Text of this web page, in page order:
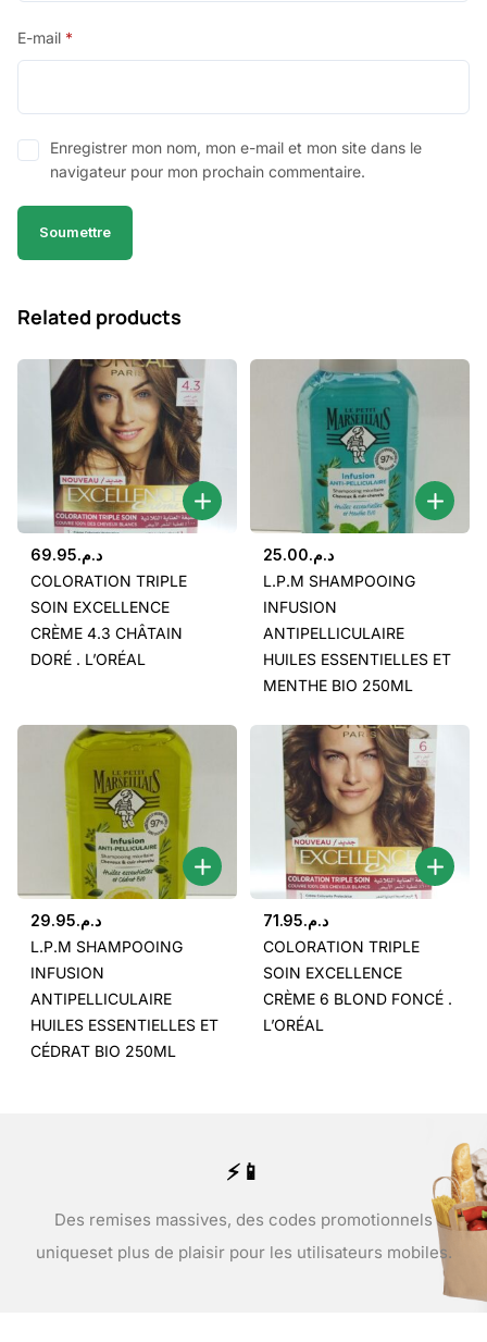
E-mail *
Enregistrer mon nom, mon e-mail et mon site dans le
navigateur pour mon prochain commentaire.
Related products
د.م.69.95
COLORATION TRIPLE
SOIN EXCELLENCE
CRÈME 4.3 CHÂTAIN
DORÉ . L’ORÉAL
د.م.25.00
L.P.M SHAMPOOING
INFUSION
ANTIPELLICULAIRE
HUILES ESSENTIELLES ET
MENTHE BIO 250ML
د.م.29.95
L.P.M SHAMPOOING
INFUSION
ANTIPELLICULAIRE
HUILES ESSENTIELLES ET
CÉDRAT BIO 250ML
د.م.71.95
COLORATION TRIPLE
SOIN EXCELLENCE
CRÈME 6 BLOND FONCÉ .
L’ORÉAL
⚡📱
Des remises massives, des codes promotionnels
uniqueset plus de plaisir pour les utilisateurs mobiles.